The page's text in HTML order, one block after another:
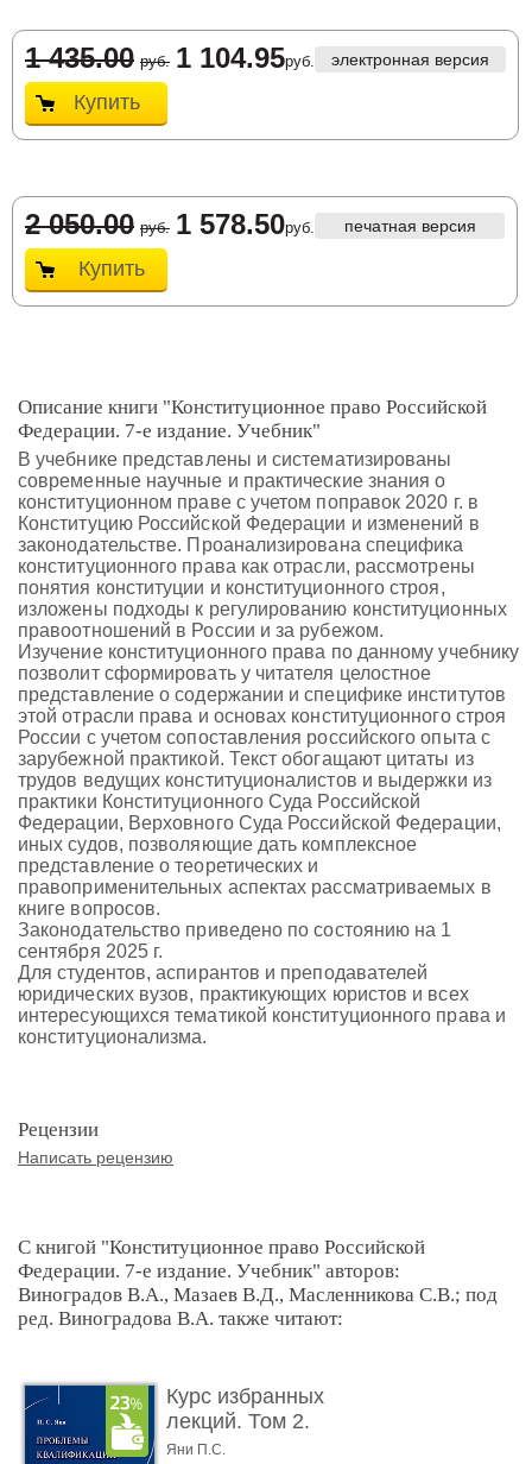
1 435.00 руб. 1 104.95руб. электронная версия
Купить
2 050.00 руб. 1 578.50руб. печатная версия
Купить
Описание книги "Конституционное право Российской
Федерации. 7-е издание. Учебник"
В учебнике представлены и систематизированы
современные научные и практические знания о
конституционном праве с учетом поправок 2020 г. в
Конституцию Российской Федерации и изменений в
законодательстве. Проанализирована специфика
конституционного права как отрасли, рассмотрены
понятия конституции и конституционного строя,
изложены подходы к регулированию конституционных
правоотношений в России и за рубежом.
Изучение конституционного права по данному учебнику
позволит сформировать у читателя целостное
представление о содержании и специфике институтов
этой отрасли права и основах конституционного строя
России с учетом сопоставления российского опыта с
зарубежной практикой. Текст обогащают цитаты из
трудов ведущих конституционалистов и выдержки из
практики Конституционного Суда Российской
Федерации, Верховного Суда Российской Федерации,
иных судов, позволяющие дать комплексное
представление о теоретических и
правоприменительных аспектах рассматриваемых в
книге вопросов.
Законодательство приведено по состоянию на 1
сентября 2025 г.
Для студентов, аспирантов и преподавателей
юридических вузов, практикующих юристов и всех
интересующихся тематикой конституционного права и
конституционализма.
Рецензии
Написать рецензию
С книгой "Конституционное право Российской
Федерации. 7-е издание. Учебник" авторов:
Виноградов В.А., Мазаев В.Д., Масленникова С.В.; под
ред. Виноградова В.А. также читают:
Курс избранных
лекций. Том 2.
Проблемы квалифик ...
Яни П.С.